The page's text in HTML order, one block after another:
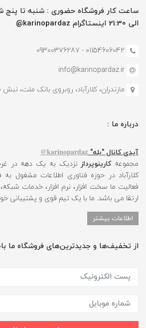
الی 21:30 اینستاگرام karinopardaz@
01154606042 - 09300376287
info@karinopardaz.ir
مازندران، کلارآباد، روبروی بانک ملت،
درباره ما :
آیدی کانال "بله" karinopardaz@
مجموعهکارینوپرداز نزدیک به یک دهه در
کلارآباد در حوزه فناوری اطلاعات مشغول
فعالیت ما سخت افزار، نرم افزار، خدمات
ارتقا می باشد. ما با یک تیم قوی و پشتیبانی
اطلاعات بیشتر
از تخفیف‌ها و جدیدترین‌های فروشگاه ما